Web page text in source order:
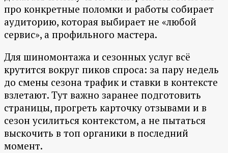
про конкретные поломки и работы собирает
аудиторию, которая выбирает не «любой
сервис», а профильного мастера.
Для шиномонтажа и сезонных услуг всё
крутится вокруг пиков спроса: за пару недель
до смены сезона трафик и ставки в контексте
взлетают. Тут важно заранее подготовить
страницы, прогреть карточку отзывами и в
сезон усилиться контекстом, а не пытаться
выскочить в топ органики в последний
момент.